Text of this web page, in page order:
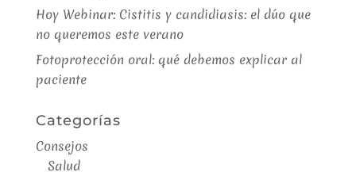
Hoy Webinar: Cistitis y candidiasis: el dúo que
no queremos este verano
Fotoprotección oral: qué debemos explicar al
paciente
Categorías
Consejos
Salud